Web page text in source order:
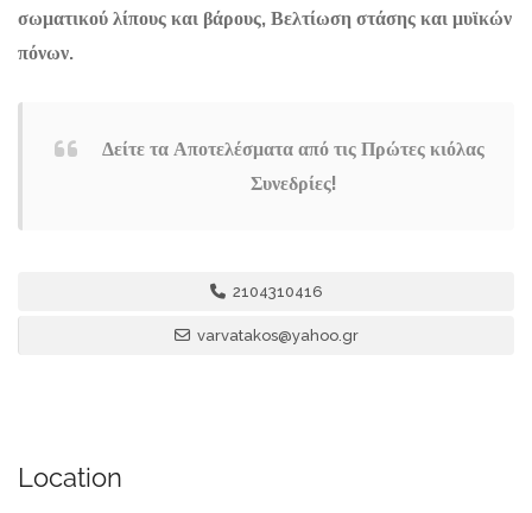
σωματικού λίπους και βάρους, Βελτίωση στάσης και μυϊκών
πόνων.
Δείτε τα Αποτελέσματα από τις Πρώτες κιόλας
Συνεδρίες!
2104310416
varvatakos@yahoo.gr
Location